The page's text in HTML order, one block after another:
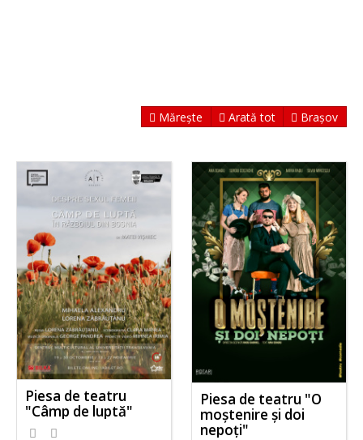
Mărește Arată tot Brașov
Piesa de teatru
"Câmp de luptă"
Piesa de teatru "O
moștenire și doi
nepoți"